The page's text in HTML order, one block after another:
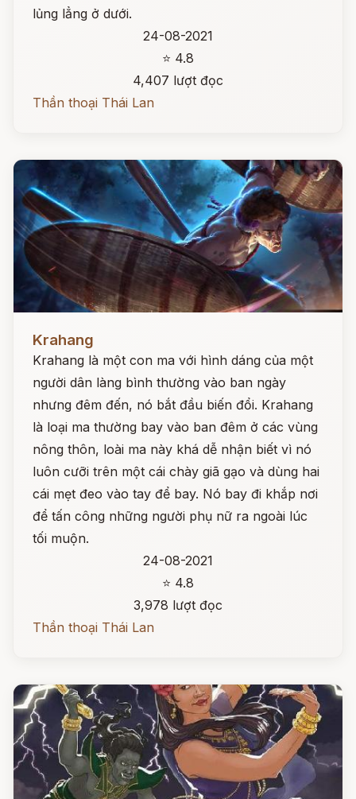
lủng lẳng ở dưới.
24-08-2021
⭐ 4.8
4,407 lượt đọc
Thần thoại Thái Lan
Krahang
Krahang là một con ma với hình dáng của một
người dân làng bình thường vào ban ngày
nhưng đêm đến, nó bắt đầu biến đổi. Krahang
là loại ma thường bay vào ban đêm ở các vùng
nông thôn, loài ma này khá dễ nhận biết vì nó
luôn cưỡi trên một cái chày giã gạo và dùng hai
cái mẹt đeo vào tay để bay. Nó bay đi khắp nơi
để tấn công những người phụ nữ ra ngoài lúc
tối muộn.
24-08-2021
⭐ 4.8
3,978 lượt đọc
Thần thoại Thái Lan